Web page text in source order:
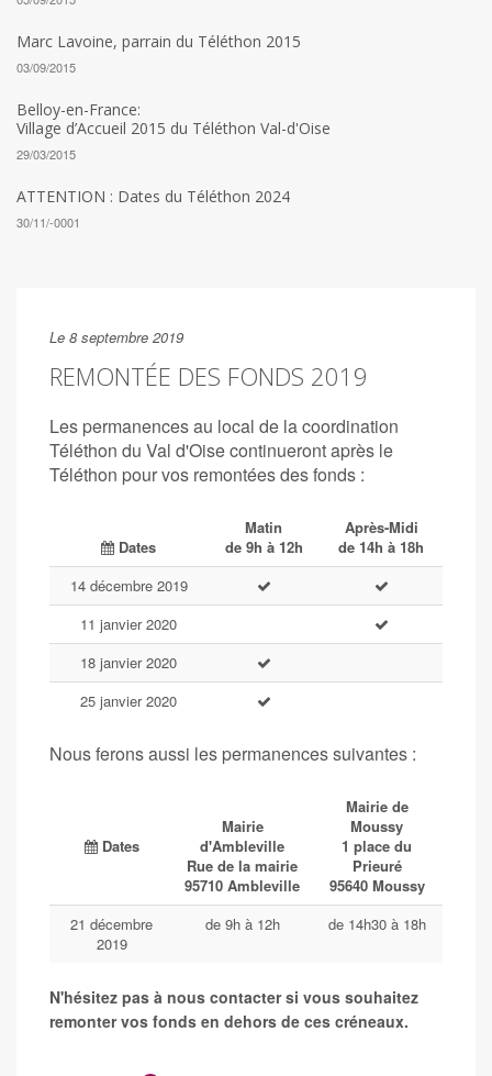
Marc Lavoine, parrain du Téléthon 2015
03/09/2015
Belloy-en-France:
Village d’Accueil 2015 du Téléthon Val-d'Oise
29/03/2015
ATTENTION : Dates du Téléthon 2024
30/11/-0001
Le 8 septembre 2019
REMONTÉE DES FONDS 2019
Les permanences au local de la coordination
Téléthon du Val d'Oise continueront après le
Téléthon pour vos remontées des fonds :
Dates
Matin
de 9h à 12h
Après-Midi
de 14h à 18h
14 décembre 2019
11 janvier 2020
18 janvier 2020
25 janvier 2020
Nous ferons aussi les permanences suivantes :
Dates
Mairie
d'Ambleville
Rue de la mairie
95710 Ambleville
Mairie de
Moussy
1 place du
Prieuré
95640 Moussy
21 décembre
2019
de 9h à 12h de 14h30 à 18h
N'hésitez pas à nous contacter si vous souhaitez
remonter vos fonds en dehors de ces créneaux.